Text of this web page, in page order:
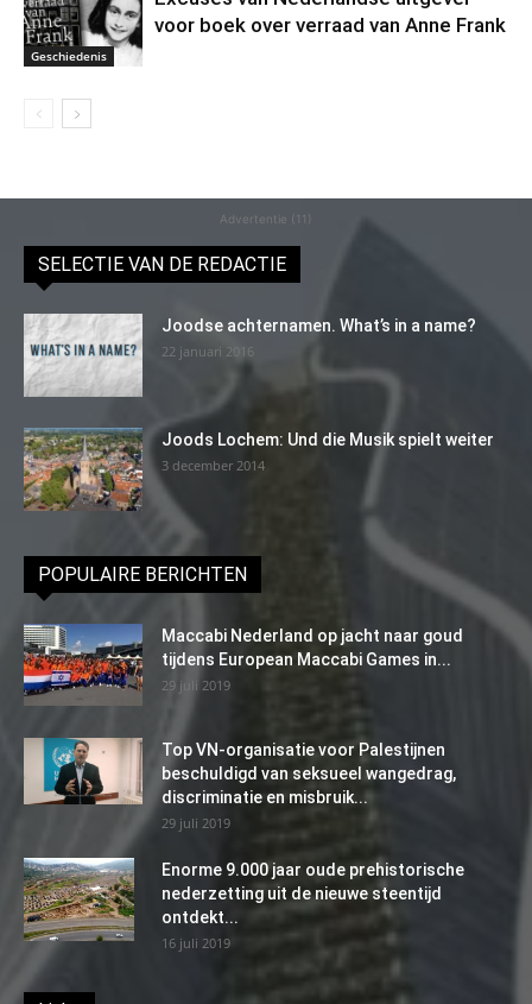
Geschiedenis
voor boek over verraad van Anne Frank
Advertentie (11)
SELECTIE VAN DE REDACTIE
Joodse achternamen. What’s in a name?
22 januari 2016
Joods Lochem: Und die Musik spielt weiter
3 december 2014
POPULAIRE BERICHTEN
Maccabi Nederland op jacht naar goud
tijdens European Maccabi Games in...
29 juli 2019
Top VN-organisatie voor Palestijnen
beschuldigd van seksueel wangedrag,
discriminatie en misbruik...
29 juli 2019
Enorme 9.000 jaar oude prehistorische
nederzetting uit de nieuwe steentijd
ontdekt...
16 juli 2019